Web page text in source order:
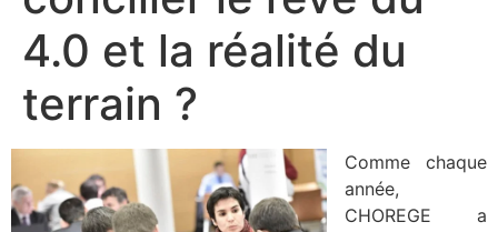
4.0 et la réalité du
terrain ?
Comme chaque
année,
CHOREGE a